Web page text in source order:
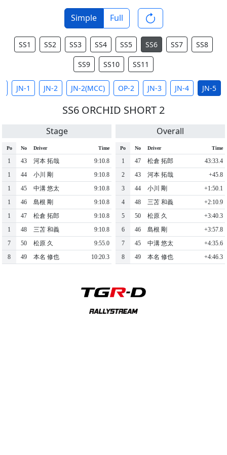
Simple Full
SS1 SS2 SS3 SS4 SS5 SS6 SS7 SS8
SS9 SS10 SS11
JN-1 JN-2 JN-2(MCC) OP-2 JN-3 JN-4 JN-5
SS6 ORCHID SHORT 2
Stage
Po No Driver Time
1 43 河本 拓哉
9:10.8
1
44 小川 剛
9:10.8
1
45 中溝 悠太
9:10.8
1
46 島根 剛
9:10.8
1
47 松倉 拓郎
9:10.8
1
48 三苫 和義
9:10.8
7
50 松原 久
9:55.0
8
49 本名 修也 10:20.3
Overall
Po No Driver Time
1 47 松倉 拓郎
43:33.4
2
43 河本 拓哉
+45.8
3
44 小川 剛
+1:50.1
4
48 三苫 和義
+2:10.9
5
50 松原 久
+3:40.3
6
46 島根 剛
+3:57.8
7
45 中溝 悠太
+4:35.6
8
49 本名 修也 +4:46.3